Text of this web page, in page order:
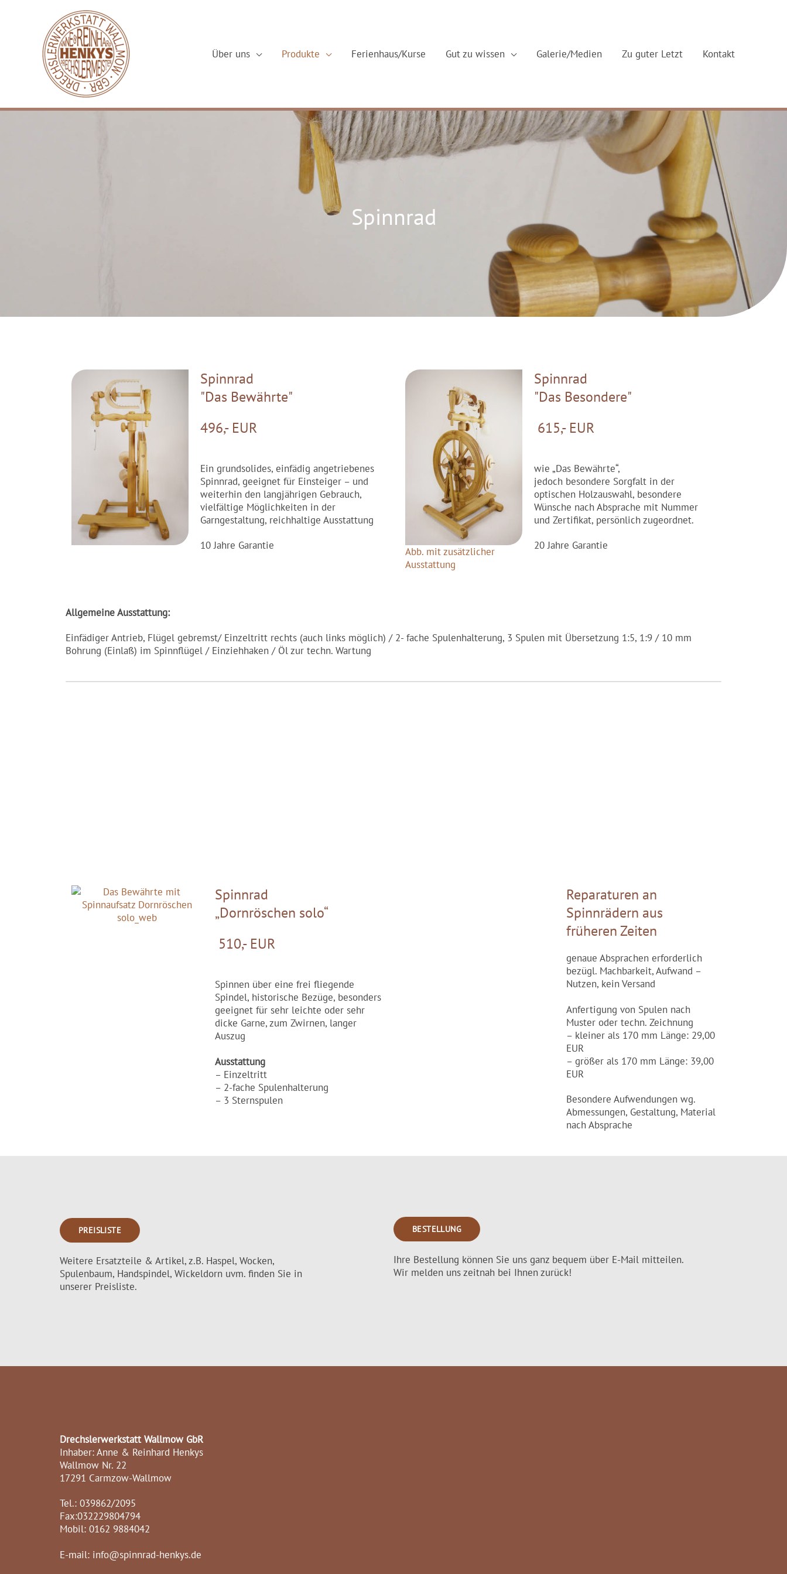
Über uns Produkte Ferienhaus/Kurse Gut zu wissen Galerie/Medien Zu guter Letzt Kontakt
Spinnrad
Spinnrad
"Das Bewährte"
496,- EUR
Ein grundsolides, einfädig angetriebenes
Spinnrad, geeignet für Einsteiger – und
weiterhin den langjährigen Gebrauch,
vielfältige Möglichkeiten in der
Garngestaltung, reichhaltige Ausstattung
10 Jahre Garantie
Abb. mit zusätzlicher
Ausstattung
Spinnrad
"Das Besondere"
615,- EUR
wie „Das Bewährte“,
jedoch besondere Sorgfalt in der
optischen Holzauswahl, besondere
Wünsche nach Absprache mit Nummer
und Zertifikat, persönlich zugeordnet.
20 Jahre Garantie
AllgemeineAusstattung:
Einfädiger Antrieb, Flügel gebremst/ Einzeltritt rechts (auch links möglich) / 2- fache Spulenhalterung, 3 Spulen mit Übersetzung 1:5, 1:9 / 10 mm
Bohrung (Einlaß) im Spinnflügel / Einziehhaken / Öl zur techn. Wartung
Spinnrad
„Dornröschen solo“
510,- EUR
Spinnen über eine frei fliegende
Spindel, historische Bezüge, besonders
geeignet für sehr leichte oder sehr
dicke Garne, zum Zwirnen, langer
Auszug
Ausstattung
– Einzeltritt
– 2-fache Spulenhalterung
– 3 Sternspulen
Reparaturen an
Spinnrädern aus
früheren Zeiten
genaue Absprachen erforderlich
bezügl. Machbarkeit, Aufwand –
Nutzen, kein Versand
Anfertigung von Spulen nach
Muster oder techn. Zeichnung
– kleiner als 170 mm Länge: 29,00
EUR
– größer als 170 mm Länge: 39,00
EUR
Besondere Aufwendungen wg.
Abmessungen, Gestaltung, Material
nach Absprache
PREISLISTE
Weitere Ersatzteile & Artikel, z.B. Haspel, Wocken,
Spulenbaum, Handspindel, Wickeldorn uvm. finden Sie in
unserer Preisliste.
BESTELLUNG
Ihre Bestellung können Sie uns ganz bequem über E-Mail mitteilen.
Wir melden uns zeitnah bei Ihnen zurück!
Drechslerwerkstatt Wallmow GbR
Inhaber: Anne & Reinhard Henkys
Wallmow Nr. 22
17291 Carmzow-Wallmow
Tel.: 039862/2095
Fax:032229804794
Mobil: 0162 9884042
E-mail: info@spinnrad-henkys.de